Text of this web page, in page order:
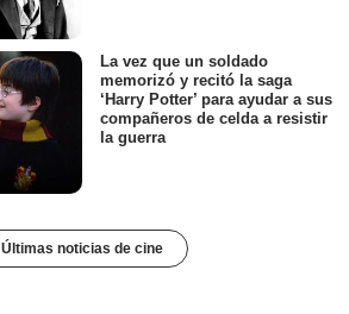
La vez que un soldado
memorizó y recitó la saga
‘Harry Potter’ para ayudar a sus
compañeros de celda a resistir
la guerra
Últimas noticias de cine